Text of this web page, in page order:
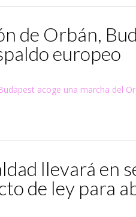
de Orbán,
europeo
acoge una marcha del
llevará en
de ley para